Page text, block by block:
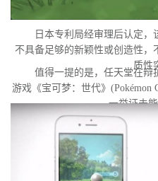
日本专利局经审理后认定，
不具备足够的新颖性或创造性，
质性
值得一提的是，任天堂在辩
游戏《宝可梦：世代》(Pokémon
一举证未